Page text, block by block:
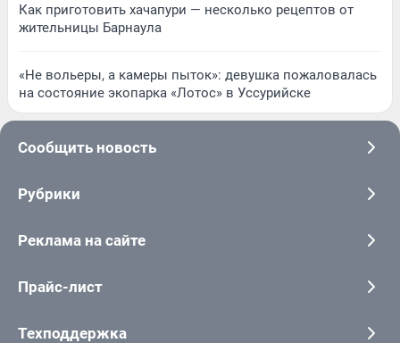
Как приготовить хачапури — несколько рецептов от
жительницы Барнаула
«Не вольеры, а камеры пыток»: девушка пожаловалась
на состояние экопарка «Лотос» в Уссурийске
Сообщить новость
Рубрики
Реклама на сайте
Прайс-лист
Техподдержка